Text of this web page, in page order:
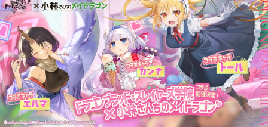
ピックアップ
電ファミのいま読まれている記事ランキング
アプリセール情報
インタビュー
連載・特集一覧